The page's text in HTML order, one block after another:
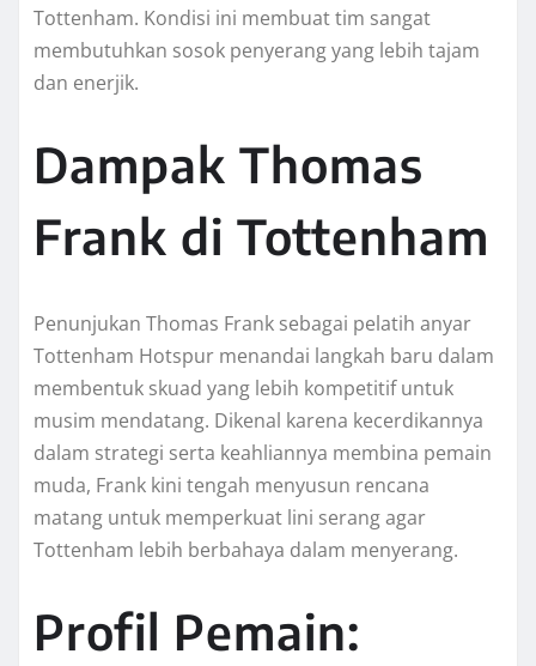
Tottenham. Kondisi ini membuat tim sangat
membutuhkan sosok penyerang yang lebih tajam
dan enerjik.
Dampak Thomas
Frank di Tottenham
Penunjukan Thomas Frank sebagai pelatih anyar
Tottenham Hotspur menandai langkah baru dalam
membentuk skuad yang lebih kompetitif untuk
musim mendatang. Dikenal karena kecerdikannya
dalam strategi serta keahliannya membina pemain
muda, Frank kini tengah menyusun rencana
matang untuk memperkuat lini serang agar
Tottenham lebih berbahaya dalam menyerang.
Profil Pemain: